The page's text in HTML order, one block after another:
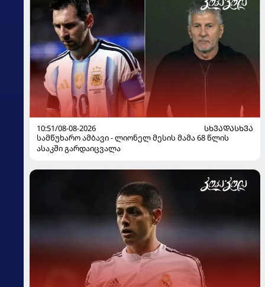
10:51/08-08-2026
ᲡᲮᲕᲐᲓᲐᲡᲮᲕᲐ
სამწუხარო ამბავი - ლიონელ მესის მამა 68 წლის
ასაკში გარდაიცვალა